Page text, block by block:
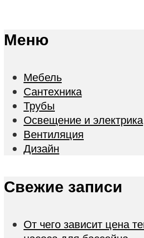
Меню
Мебель
Сантехника
Трубы
Освещение и электрика
Вентиляция
Дизайн
Свежие записи
От чего зависит цена